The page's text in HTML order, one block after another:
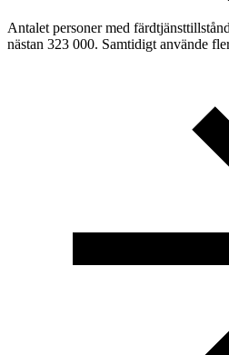
Antalet personer med
nästan 323 000. Samtidigt använde